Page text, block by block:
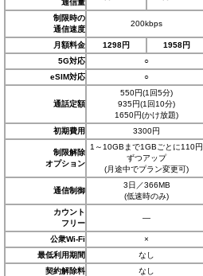
通信量
制限時の
通信速度
200kbps
月額料金 1298円 1958円
5G対応
○
eSIM対応
○
通話定額
550円(1回5分)
935円(1回10分)
1650円(かけ放題)
初期費用 3300円
制限解除
オプション
1～10GBまで1GBごとに110円
ずつアップ
(月途中でプラン変更可)
通信制御
3日／366MB
(低速時のみ)
カウント
フリー
―
公衆Wi-Fi
×
最低利用期間
なし
契約解除料
なし